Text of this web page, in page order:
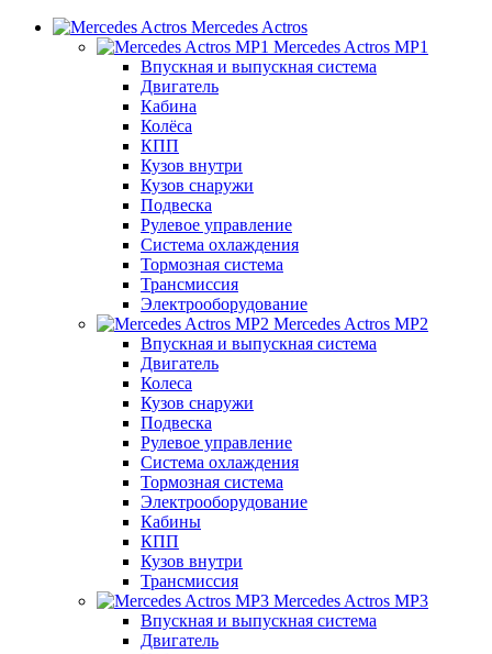
Mercedes Actros
Mercedes Actros MP1
Впускная и выпускная система
Двигатель
Кабина
Колёса
КПП
Кузов внутри
Кузов снаружи
Подвеска
Рулевое управление
Система охлаждения
Тормозная система
Трансмиссия
Электрооборудование
Mercedes Actros MP2
Впускная и выпускная система
Двигатель
Колеса
Кузов снаружи
Подвеска
Рулевое управление
Система охлаждения
Тормозная система
Электрооборудование
Кабины
КПП
Кузов внутри
Трансмиссия
Mercedes Actros MP3
Впускная и выпускная система
Двигатель